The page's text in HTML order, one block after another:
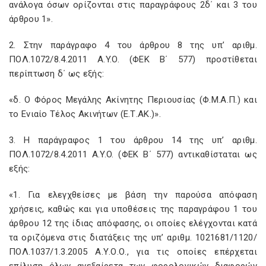
ανάλογα όσων ορίζονται στις παραγράφους 2δ΄ και 3 του
άρθρου 1».
2. Στην παράγραφο 4 του άρθρου 8 της υπ’ αριθμ.
ΠΟΛ.1072/8.4.2011 A.Y.O. (ΦΕΚ Β΄ 577) προστίθεται
περίπτωση δ΄ ως εξής:
«δ. Ο Φόρος Μεγάλης Ακίνητης Περιουσίας (Φ.Μ.Α.Π.) και
το Ενιαίο Τέλος Ακινήτων (Ε.Τ.ΑΚ.)».
3. Η παράγραφος 1 του άρθρου 14 της υπ’ αριθμ.
ΠΟΛ.1072/8.4.2011 A.Y.O. (ΦΕΚ Β΄ 577) αντικαθίσταται ως
εξής:
«1. Για ελεγχθείσες με βάση την παρούσα απόφαση
χρήσεις, καθώς και για υποθέσεις της παραγράφου 1 του
άρθρου 12 της ίδιας απόφασης, οι οποίες ελέγχονται κατά
τα οριζόμενα στις διατάξεις της υπ’ αριθμ. 1021681/1120/
ΠΟΛ.1037/1.3.2005 Α.Υ.Ο.Ο., για τις οποίες επέρχεται